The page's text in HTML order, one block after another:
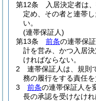
第12条
入居決定者は
定め、その者と連帯
い。
(連帯保証人)
第13条
前条の連帯保
計を営み、かつ入居
ければならない。
2
連帯保証人は、規則
務の履行をする責任を
3
前条の連帯保証人を
長の承認を受けなけれ